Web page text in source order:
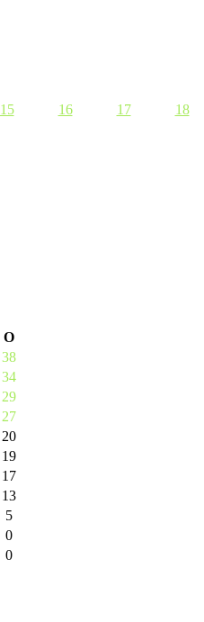
15 16 17 18
О
38
34
29
27
20
19
17
13
5
0
0